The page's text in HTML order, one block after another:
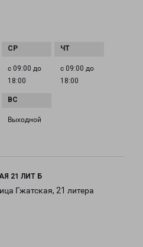
с 09:00 до
18:00
с 09:00 до
18:00
Выходной
21 ЛИТ Б
Гжатская, 21 литера